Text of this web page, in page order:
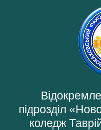
підрозділ
коледж